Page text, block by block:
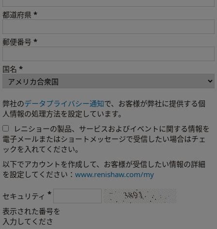
都道府県 *
郵便番号 *
国名 *
弊社のデータプライバシー通知で、お客様が弊社に提供する個
人情報の処理方法を設定しています。
レニショーの製品、サービスおよびイベントに関する情報を
電子メールまたはショートメッセージで受信したい場合はチェ
ックを入れてください。
以下でアカウントを作成して、お客様が受信したい情報の詳細
を設定してください： www.renishaw.com/my
セキュリティ *
表示された番号を
入力してくださ